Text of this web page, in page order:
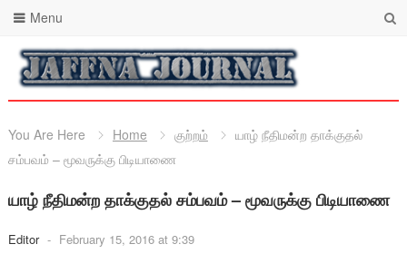
Menu
You Are Here Home குற்றம்
யாழ் நீதிமன்ற தாக்குதல்
சம்பவம் – மூவருக்கு பிடியாணை
யாழ் நீதிமன்ற தாக்குதல் சம்பவம் – மூவருக்கு பிடியாணை
Editor - February 15, 2016 at 9:39